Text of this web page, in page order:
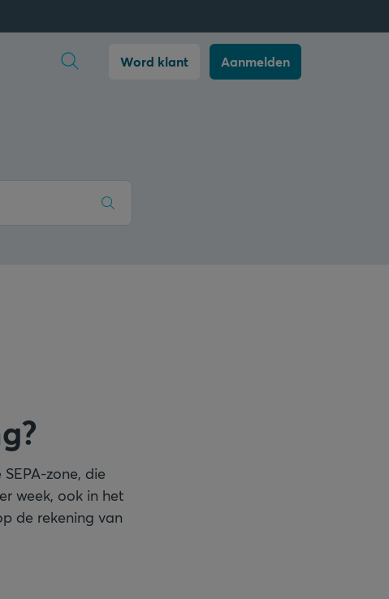
Word klant Aanmelden
?
zone, die
week, ook in het
de rekening van